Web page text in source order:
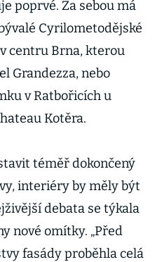
poprvé. Za sebou má
Cyrilometodějské
centru Brna, kterou
Grandezza, nebo
v Ratbořicích u
Kotěra.
téměř dokončený
interiéry by měly být
debata se týkala
nové omítky. „Před
fasády proběhla celá